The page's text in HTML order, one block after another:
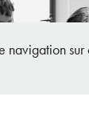
de
navigation